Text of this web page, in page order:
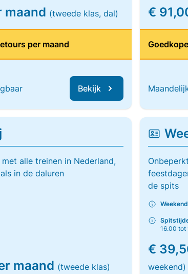
maand (tweede klas, dal)
per maand
Bekijk
€
alle treinen in Nederland,
in de daluren
maand (tweede klas)
de spits
16.00 tot
€
weekend)